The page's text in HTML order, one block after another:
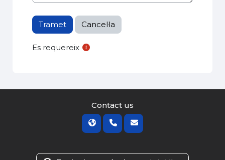
Es requereix
Contact us